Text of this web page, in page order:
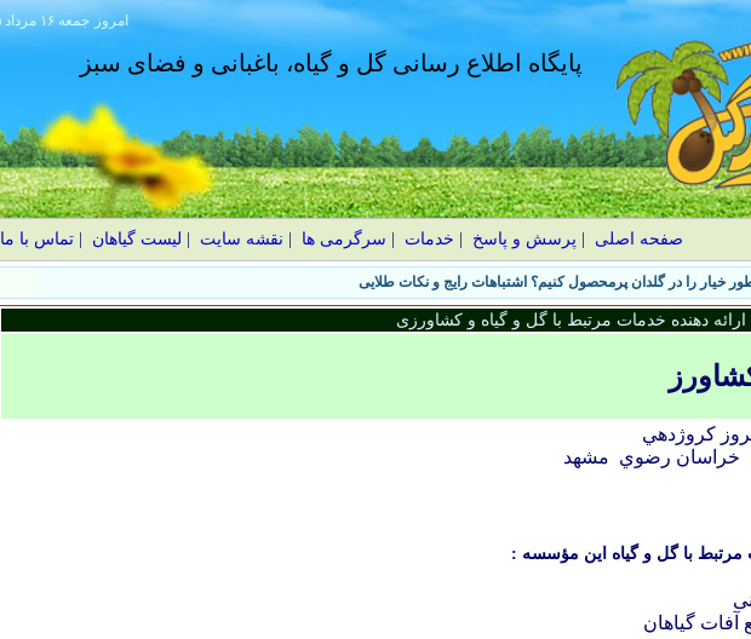
۱۴۰۵ جمعه ۱۶ مرداد امروز
پایگاه اطلاع رسانی گل و گیاه، باغبانی و فضای سبز
صفحه اصلی پرسش و پاسخ خدمات سرگرمی ها نقشه سایت لیست گیاهان |تماس با ما
خیار را در گلدان پرمحصول کنیم؟ اشتباهات رایج و نکات طلایی
دهنده خدمات مرتبط با گل و گیاه و کشاورزی
کروژدهي
خراسان رضوي مشهد
مرتبط با گل و گیاه این مؤسسه :
گیاهان